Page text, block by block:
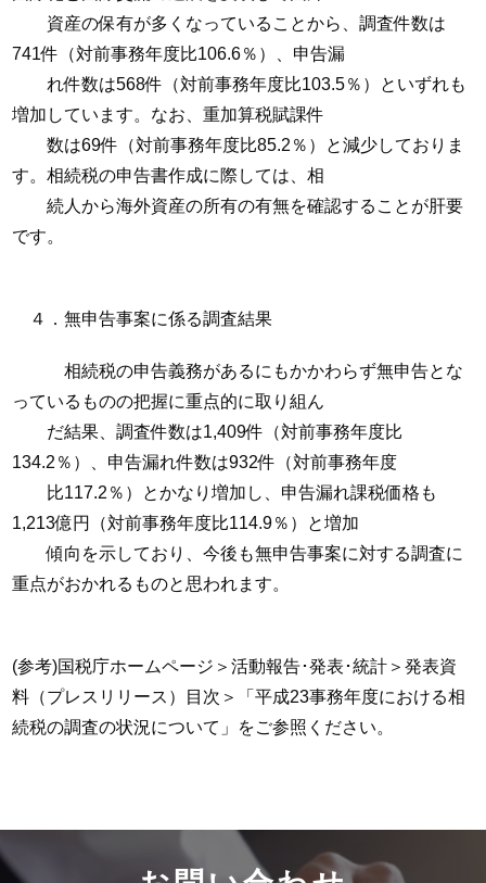
資産の保有が多くなっていることから、調査件数は
741件（対前事務年度比106.6％）、申告漏
れ件数は568件（対前事務年度比103.5％）といずれも
増加しています。なお、重加算税賦課件
数は69件（対前事務年度比85.2％）と減少しておりま
す。相続税の申告書作成に際しては、相
続人から海外資産の所有の有無を確認することが肝要
です。
４．無申告事案に係る調査結果
相続税の申告義務があるにもかかわらず無申告とな
っているものの把握に重点的に取り組ん
だ結果、調査件数は1,409件（対前事務年度比
134.2％）、申告漏れ件数は932件（対前事務年度
比117.2％）とかなり増加し、申告漏れ課税価格も
1,213億円（対前事務年度比114.9％）と増加
傾向を示しており、今後も無申告事案に対する調査に
重点がおかれるものと思われます。
(参考)国税庁ホームページ＞活動報告･発表･統計＞発表資
料（プレスリリース）目次＞「平成23事務年度における相
続税の調査の状況について」をご参照ください。